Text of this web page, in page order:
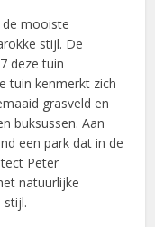
mooiste
stijl. De
deze tuin
tuin kenmerkt zich
grasveld en
buksussen. Aan
een park dat in de
Peter
natuurlijke
stijl.